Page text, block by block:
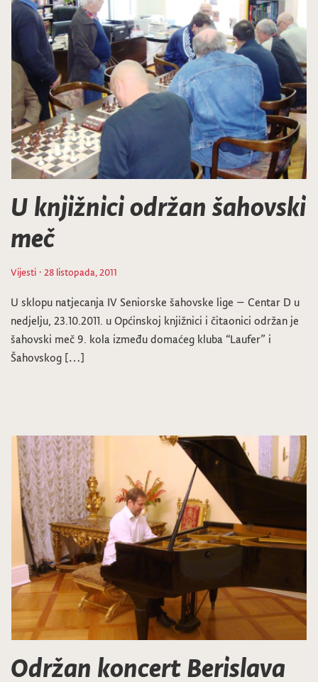
U knjižnici održan šahovski
meč
Vijesti · 28 listopada, 2011
U sklopu natjecanja IV Seniorske šahovske lige – Centar D u
nedjelju, 23.10.2011. u Općinskoj knjižnici i čitaonici održan je
šahovski meč 9. kola između domaćeg kluba “Laufer” i
Šahovskog […]
Održan koncert Berislava